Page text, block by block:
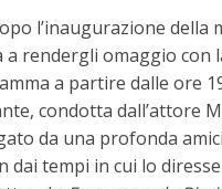
l’inaugurazione della
a rendergli omaggio con
a partire dalle ore
condotta dall’attore
da una profonda
dai tempi in cui lo